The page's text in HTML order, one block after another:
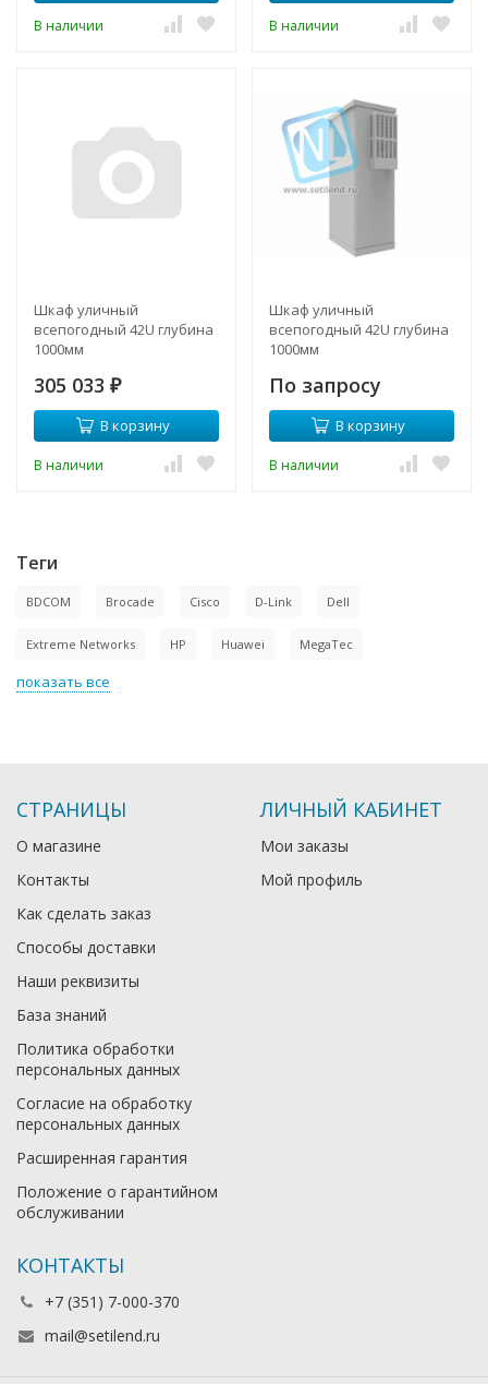
В наличии В наличии
Шкаф уличный
всепогодный 42U глубина
1000мм
кондиционер 1000Вт)
305 033 ₽
В корзину
В наличии
Шкаф уличный
всепогодный 42U глубина
1000мм
кондиционер 500Вт)
По запросу
В корзину
В наличии
Теги
BDCOM Brocade Cisco D-Link Dell
Extreme Networks HP Huawei MegaTec
показать все
СТРАНИЦЫ
О магазине
Контакты
Как сделать заказ
Способы доставки
Наши реквизиты
База знаний
Политика обработки
персональных данных
Согласие на обработку
персональных данных
Расширенная гарантия
Положение о гарантийном
обслуживании
ЛИЧНЫЙ КАБИНЕТ
Мои заказы
Мой профиль
КОНТАКТЫ
+7 (351) 7-000-370
mail@setilend.ru